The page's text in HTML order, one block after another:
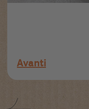
Avanti